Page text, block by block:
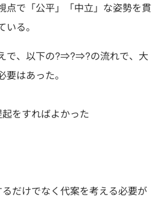
点で「公平」「中立」な姿勢を貫
る。
で、以下の?⇒?⇒?の流れで、大
はあった。
をすればよかった
だけでなく代案を考える必要が